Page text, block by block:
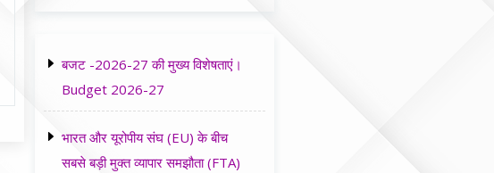
बजट -2026-27 की मुख्य विशेषताएं।
Budget 2026-27
भारत और यूरोपीय संघ (EU) के बीच
सबसे बड़ी मुक्त व्यापार समझौता (FTA)